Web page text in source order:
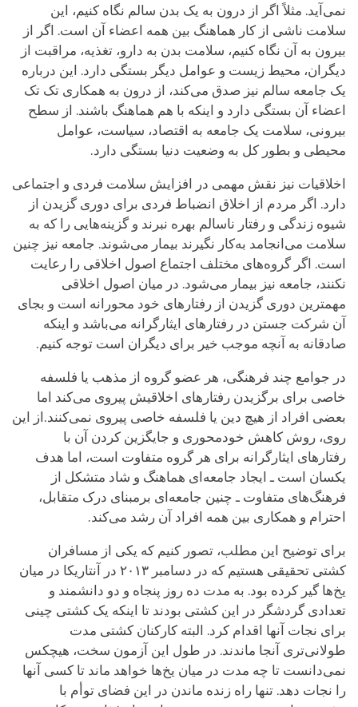
نمی‌آید. مثلاً اگر از درون به یک بدن سالم نگاه کنیم، این
سلامت ناشی از کار هماهنگ بین همه اعضاء آن است. اگر از
بیرون به آن نگاه کنیم، سلامت بدن به دارو، تغذیه، مراقبت از
دیگران، محیط زیست و عوامل دیگر بستگی دارد. این درباره
یک جامعه سالم نیز صدق می‌کند، از درون به همکاری تک تک
اعضاء آن بستگی دارد و اینکه با هم هماهنگ باشند. از سطح
بیرونی، سلامت یک جامعه به اقتصاد، سیاست، عوامل
محیطی و بطور کل به وضعیت دنیا بستگی دارد.
اخلاقیات نیز نقش مهمی در افزایش سلامت فردی و اجتماعی
دارد. اگر مردم از اخلاق انضباط فردی برای دوری گزیدن از
شیوه زندگی و رفتار ناسالم بهره نبرند و گزینه‌هایی را که به
سلامت می‌انجامد به‌کار نگیرند بیمار می‌شوند. جامعه نیز چنین
است. اگر گروه‌های مختلف اجتماع اصول اخلاقی را رعایت
نکنند، جامعه نیز بیمار می‌شود. در میان اصول اخلاقی
مهمترین دوری گزیدن از رفتارهای خود محورانه است و بجای
آن شرکت جستن در رفتارهای ایثارگرانه می‌باشد و اینکه
صادقانه به آنچه موجب خیر برای دیگران است توجه کنیم.
در جوامع چند فرهنگی، هر عضو گروه از مذهب یا فلسفه
خاصی برای برگزیدن رفتارهای اخلاقیش پیروی می‌کند اما
بعضی افراد از هیچ دین یا فلسفه خاصی پیروی نمی‌کنند.از این
روی، روش کاهش خودمحوری و جایگزین کردن آن با
رفتارهای ایثارگرانه برای هر گروه متفاوت است، اما هدف
یکسان است ـ ایجاد جامعه‌ای هماهنگ و شاد متشکل از
فرهنگ‌های متفاوت ـ چنین جامعه‌ای برمبنای درک متقابل،
احترام و همکاری بین همه افراد آن رشد می‌کند.
برای توضیح این مطلب، تصور کنیم که یکی از مسافران
کشتی تحقیقی هستیم که در دسامبر ۲۰۱۳ در آنتاریکا در میان
یخ‌ها گیر کرده بود. به مدت ده روز پنجاه و دو دانشمند و
تعدادی گردشگر در این کشتی بودند تا اینکه یک کشتی چینی
برای نجات آنها اقدام کرد. البته کارکنان کشتی مدت
طولانی‌تری آنجا ماندند. در طول این آزمون سخت، هیچکس
نمی‌دانست تا چه مدت در میان یخ‌ها خواهد ماند تا کسی آنها
را نجات دهد. تنها راه زنده ماندن در این فضای توأم با